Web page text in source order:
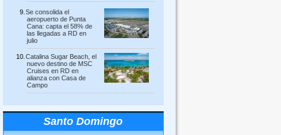
Se consolida el
aeropuerto de Punta
Cana: capta el 58% de
las llegadas a RD en
julio
Catalina Sugar Beach, el
nuevo destino de MSC
Cruises en RD en
alianza con Casa de
Campo
Santo Domingo